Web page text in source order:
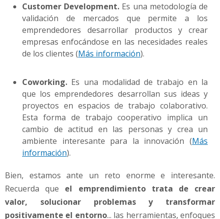
Customer Development. Es una metodología de
validación de mercados que permite a los
emprendedores desarrollar productos y crear
empresas enfocándose en las necesidades reales
de los clientes (Más información).
Coworking. Es una modalidad de trabajo en la
que los emprendedores desarrollan sus ideas y
proyectos en espacios de trabajo colaborativo.
Esta forma de trabajo cooperativo implica un
cambio de actitud en las personas y crea un
ambiente interesante para la innovación (Más
información).
Bien, estamos ante un reto enorme e interesante.
Recuerda que el emprendimiento trata de crear
valor, solucionar problemas y transformar
positivamente el entorno... las herramientas, enfoques